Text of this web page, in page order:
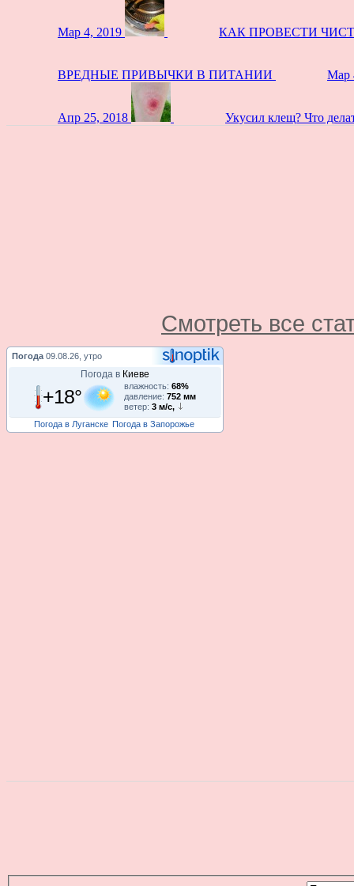
Мар 4, 2019 КАК ПРОВЕСТИ
ВРЕДНЫЕ ПРИВЫЧКИ В ПИТАНИИ Мар
Апр 25, 2018 Укусил клещ? Что
Смотреть все
Погода 09.08.26, утро
Погода в Киеве
+18° влажность: 68%
давление: 752 мм
ветер: 3 м/с,
Погода в Луганске Погода в Запорожье